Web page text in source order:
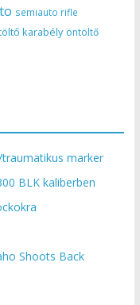
semiauto rifle
karabély öntöltő
marker
BLK kaliberben
Shoots Back